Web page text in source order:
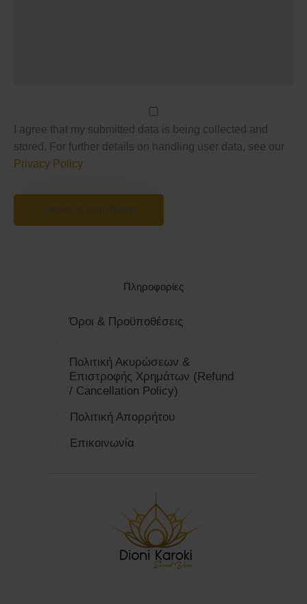
I agree that my submitted data is being collected and
stored. For further details on handling user data, see our
Privacy Policy
Πληροφορίες
Όροι & Προϋποθέσεις
Πολιτική Ακυρώσεων &
Επιστροφής Χρημάτων (Refund
/ Cancellation Policy)
Πολιτική Απορρήτου
Επικοινωνία